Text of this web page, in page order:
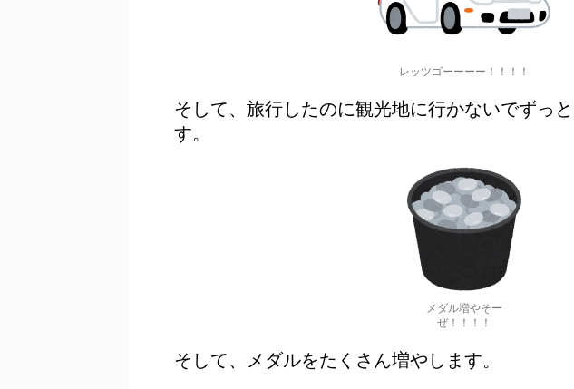
レッツゴーーーー！！！！
そして、旅行したのに観光地に行かないでずっ
す。
メダル増やそー
ぜ！！！！
そして、メダルをたくさん増やします。